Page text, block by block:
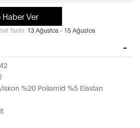
Ver
Tarihi: 13 Ağustos - 15 Ağustos
%20 Poliamid %5 Elastan